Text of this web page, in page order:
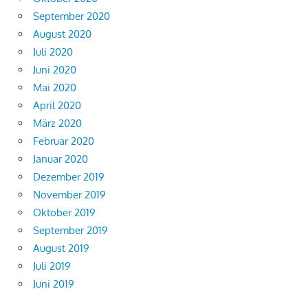
September 2020
August 2020
Juli 2020
Juni 2020
Mai 2020
April 2020
März 2020
Februar 2020
Januar 2020
Dezember 2019
November 2019
Oktober 2019
September 2019
August 2019
Juli 2019
Juni 2019